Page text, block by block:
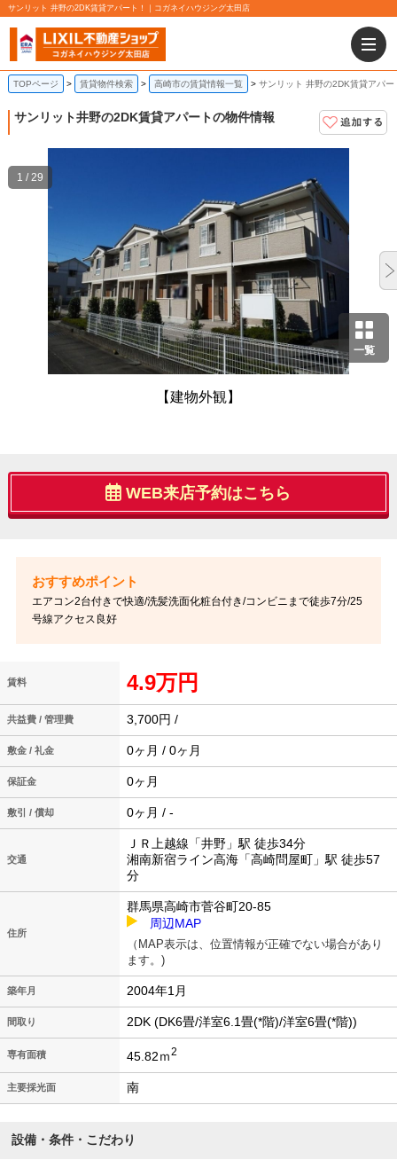
サンリット 井野の2DK賃貸アパート！｜コガネイハウジング太田店
TOPページ 賃貸物件検索 高崎市の賃貸情報一覧 サンリット 井野の2DK賃貸アパー
サンリット井野の2DK賃貸アパートの物件情報
一覧
【建物外観】
1 / 29
WEB来店予約はこちら
エアコン2台付きで快適/洗髪洗面化粧台付き/コンビニまで徒歩7分/25
号線アクセス良好
賃料 4.9万円
共益費 / 管理費 3,700円 /
敷金 / 礼金 0ヶ月 / 0ヶ月
保証金 0ヶ月
敷引 / 償却 0ヶ月 / -
交通
ＪＲ上越線「井野」駅 徒歩34分
湘南新宿ライン高海「高崎問屋町」駅 徒歩57
分
住所
群馬県高崎市菅谷町20-85
周辺MAP
（MAP表示は、位置情報が正確でない場合があり
ます。)
築年月 2004年1月
間取り 2DK (DK6畳/洋室6.1畳(*階)/洋室6畳(*階))
専有面積 45.82ｍ2
主要採光面 南
設備・条件・こだわり